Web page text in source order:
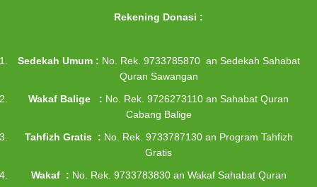
Rekening Donasi :
Sedekah Umum : No. Rek. 9733785870 an Sedekah Sahabat
Quran Sawangan
Wakaf Balige : No. Rek. 9726273110 an Sahabat Quran
Cabang Balige
Tahfizh Gratis : No. Rek. 9733787130 an Program Tahfizh
Gratis
Wakaf : No. Rek. 9733783830 an Wakaf Sahabat Quran